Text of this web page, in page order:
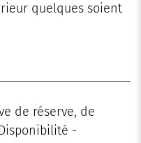
quelques soient
de réserve, de
-